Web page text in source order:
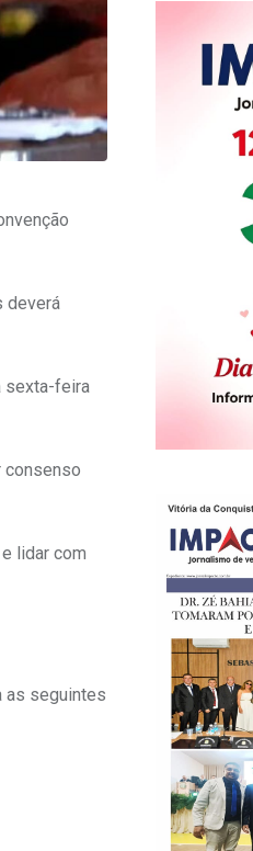
deverá
sexta-feira
consenso
lidar com
as seguintes